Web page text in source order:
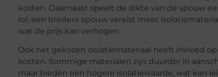
kosten. Daarnaast speelt de dikte van de spouw
rol; een bredere spouw vereist meer
wat de prijs kan verhogen.
Ook het gekozen isolatiemateriaal heeft invloed
kosten. Sommige materialen zijn duurder in
maar bieden een hogere isolatiewaarde, wat kan